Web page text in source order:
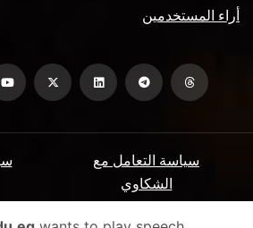
أراء المستخدمين
سياسة التعامل مع
الشكاوي
ميثاق المتعاملين